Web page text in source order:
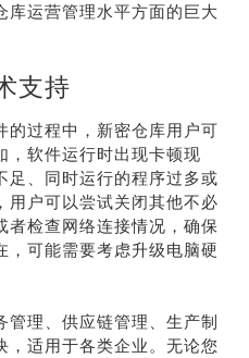
库运营管理水平方面的巨大
支持
的过程中，新密仓库用户可
，软件运行时出现卡顿现
足、同时运行的程序过多或
用户可以尝试关闭其他不必
者检查网络连接情况，确保
，可能需要考虑升级电脑硬
管理、供应链管理、生产制
，适用于各类企业。无论您